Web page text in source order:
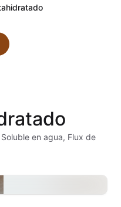
en agua, Flux de